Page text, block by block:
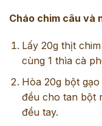
Cháo chim câu và
Lấy 20g thịt
cùng 1 thìa cà
Hòa 20g bột
đều cho tan bột
đều tay.